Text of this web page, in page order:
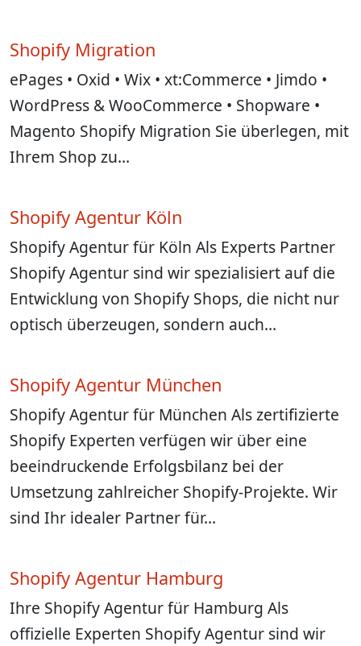
Shopify Migration
ePages • Oxid • Wix • xt:Commerce • Jimdo •
WordPress & WooCommerce • Shopware •
Magento Shopify Migration Sie überlegen, mit
Ihrem Shop zu…
Shopify Agentur Köln
Shopify Agentur für Köln Als Experts Partner
Shopify Agentur sind wir spezialisiert auf die
Entwicklung von Shopify Shops, die nicht nur
optisch überzeugen, sondern auch…
Shopify Agentur München
Shopify Agentur für München Als zertifizierte
Shopify Experten verfügen wir über eine
beeindruckende Erfolgsbilanz bei der
Umsetzung zahlreicher Shopify-Projekte. Wir
sind Ihr idealer Partner für…
Shopify Agentur Hamburg
Ihre Shopify Agentur für Hamburg Als
offizielle Experten Shopify Agentur sind wir